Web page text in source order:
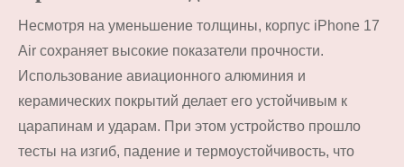
Несмотря на уменьшение толщины, корпус iPhone 17
Air сохраняет высокие показатели прочности.
Использование авиационного алюминия и
керамических покрытий делает его устойчивым к
царапинам и ударам. При этом устройство прошло
тесты на изгиб, падение и термоустойчивость, что